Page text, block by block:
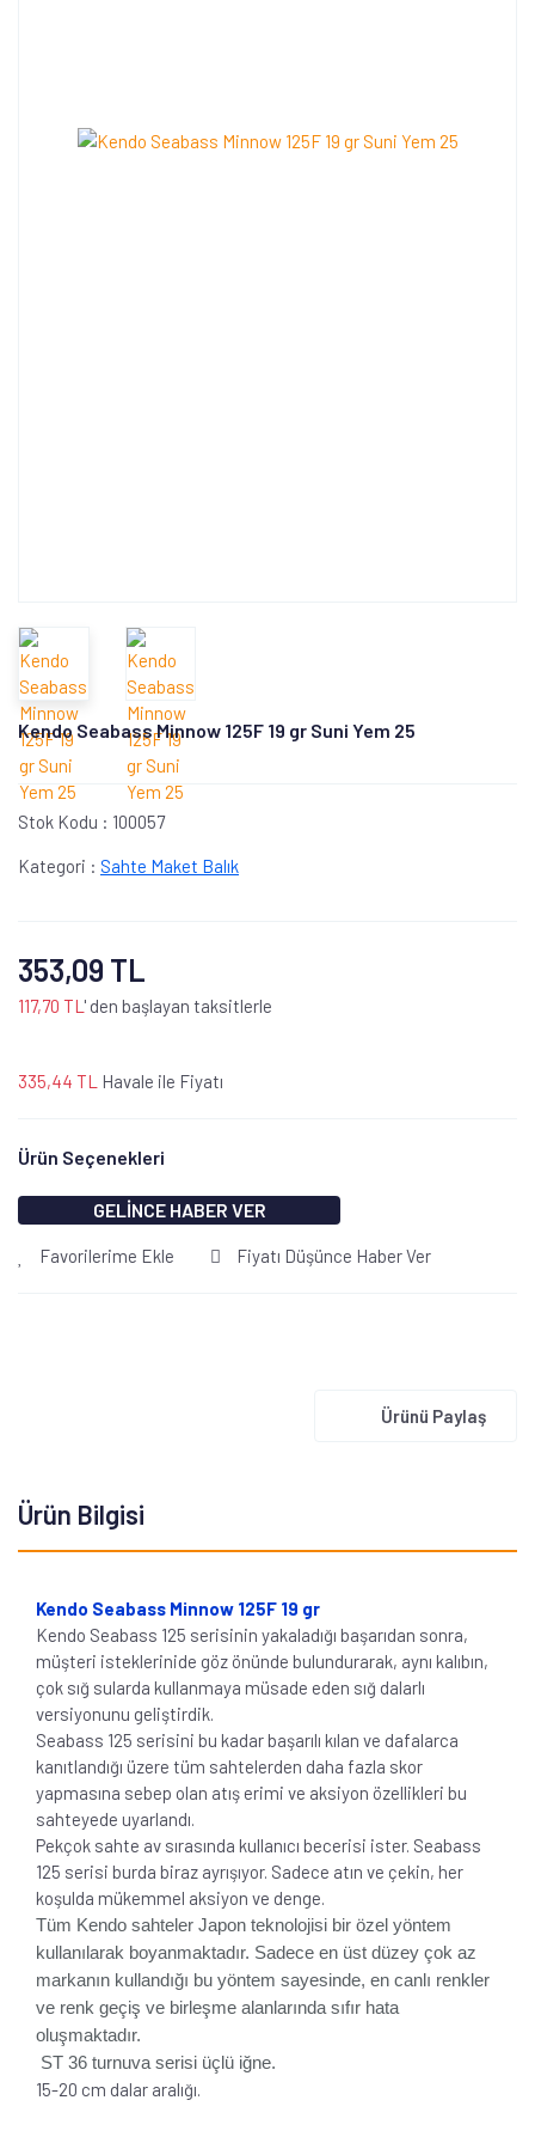
Kendo Seabass Minnow 125F 19 gr Suni Yem 25
Stok Kodu : 100057
Kategori : Sahte Maket Balık
353,09 TL
117,70 TL ' den başlayan taksitlerle
335,44 TL Havale ile Fiyatı
Ürün Seçenekleri
GELİNCE HABER VER
Favorilerime Ekle Fiyatı Düşünce Haber Ver
Ürünü Paylaş
Ürün Bilgisi
Kendo Seabass Minnow 125F 19 gr
Kendo Seabass 125 serisinin yakaladığı başarıdan sonra,
müşteri isteklerinide göz önünde bulundurarak, aynı kalıbın,
çok sığ sularda kullanmaya müsade eden sığ dalarlı
versiyonunu geliştirdik.
Seabass 125 serisini bu kadar başarılı kılan ve dafalarca
kanıtlandığı üzere tüm sahtelerden daha fazla skor
yapmasına sebep olan atış erimi ve aksiyon özellikleri bu
sahteyede uyarlandı.
Pekçok sahte av sırasında kullanıcı becerisi ister. Seabass
125 serisi burda biraz ayrışıyor. Sadece atın ve çekin, her
koşulda mükemmel aksiyon ve denge.
Tüm Kendo sahteler Japon teknolojisi bir özel yöntem
kullanılarak boyanmaktadır. Sadece en üst düzey çok az
markanın kullandığı bu yöntem sayesinde, en canlı renkler
ve renk geçiş ve birleşme alanlarında sıfır hata
oluşmaktadır.
ST 36 turnuva serisi üçlü iğne.
15-20 cm dalar aralığı.